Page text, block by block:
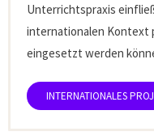
Unterrichtspraxis
internationalen Kontext
eingesetzt werden